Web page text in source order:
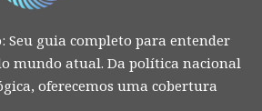
Seu guia completo para entender
mundo atual. Da política nacional
oferecemos uma cobertura